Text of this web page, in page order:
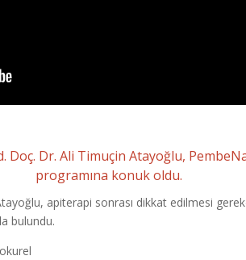
Doç. Dr. Ali Timuçin Atayoğlu,
programına konuk oldu.
apiterapi sonrası dikkat edilmesi
bulundu.